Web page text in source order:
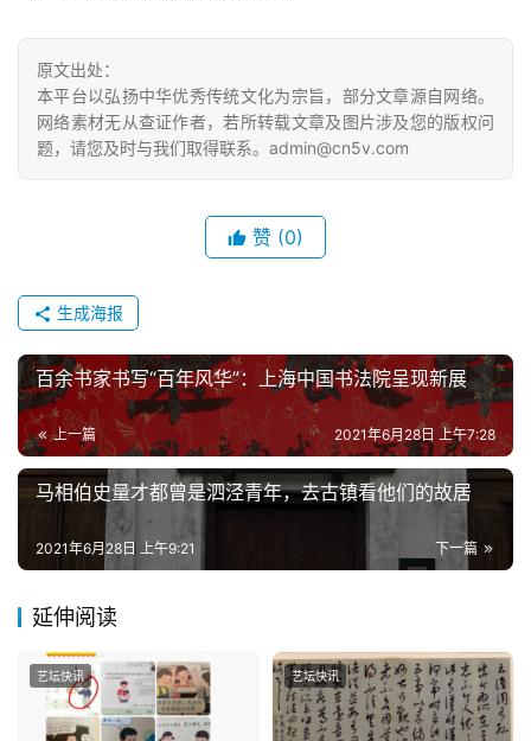
原文出处：
本平台以弘扬中华优秀传统文化为宗旨，部分文章源自网络。
网络素材无从查证作者，若所转载文章及图片涉及您的版权问
题，请您及时与我们取得联系。admin@cn5v.com
赞 (0)
生成海报
百余书家书写“百年风华”：上海中国书法院呈现新展
上一篇 2021年6月28日 上午7:28
马相伯史量才都曾是泗泾青年，去古镇看他们的故居
下一篇
2021年6月28日 上午9:21
延伸阅读
艺坛快讯 艺坛快讯